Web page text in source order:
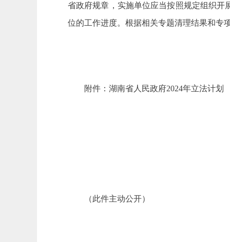
省政府规章，实施单位应当按照规定组织
位的工作进度。根据相关专题清理结果和专
附件：湖南省人民政府2024年立法计划
（此件主动公开）